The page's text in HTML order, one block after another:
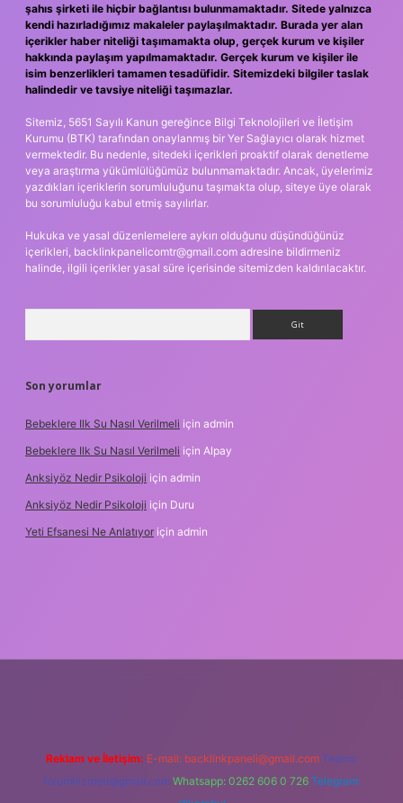
şahıs şirketi ile hiçbir bağlantısı bulunmamaktadır. Sitede yalnızca
kendi hazırladığımız makaleler paylaşılmaktadır. Burada yer alan
içerikler haber niteliği taşımamakta olup, gerçek kurum ve kişiler
hakkında paylaşım yapılmamaktadır. Gerçek kurum ve kişiler ile
isim benzerlikleri tamamen tesadüfidir. Sitemizdeki bilgiler taslak
halindedir ve tavsiye niteliği taşımazlar.
Sitemiz, 5651 Sayılı Kanun gereğince Bilgi Teknolojileri ve İletişim
Kurumu (BTK) tarafından onaylanmış bir Yer Sağlayıcı olarak hizmet
vermektedir. Bu nedenle, sitedeki içerikleri proaktif olarak denetleme
veya araştırma yükümlülüğümüz bulunmamaktadır. Ancak, üyelerimiz
yazdıkları içeriklerin sorumluluğunu taşımakta olup, siteye üye olarak
bu sorumluluğu kabul etmiş sayılırlar.
Hukuka ve yasal düzenlemelere aykırı olduğunu düşündüğünüz
içerikleri, backlinkpanelicomtr@gmail.com adresine bildirmeniz
halinde, ilgili içerikler yasal süre içerisinde sitemizden kaldırılacaktır.
Son yorumlar
Bebeklere Ilk Su Nasıl Verilmeli için admin
Bebeklere Ilk Su Nasıl Verilmeli için Alpay
Anksiyöz Nedir Psikoloji için admin
Anksiyöz Nedir Psikoloji için Duru
Yeti Efsanesi Ne Anlatıyor için admin
Reklam ve İletişim: E-mail: backlinkpaneli@gmail.com Teams:
forumhizmeti@gmail.com Whatsapp: 0262 606 0 726 Telegram: